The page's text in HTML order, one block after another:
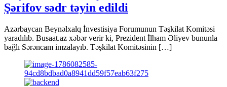
Şərifov sədr təyin edildi
Azərbaycan Beynəlxalq İnvestisiya Forumunun Təşkilat Komitəsi
yaradılıb. Busaat.az xəbər verir ki, Prezident İlham Əliyev bununla
bağlı Sərəncam imzalayıb. Təşkilat Komitəsinin […]